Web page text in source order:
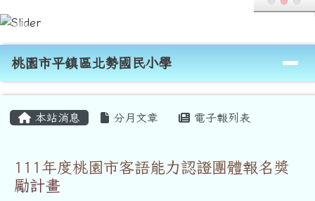
跳至主內容區
桃園市平鎮區北勢國民小學
導覽列
桃園市平鎮區北勢國民小學
本站消息 分月文章 電子報列表
111年度桃園市客語能力認證團體報名獎
勵計畫